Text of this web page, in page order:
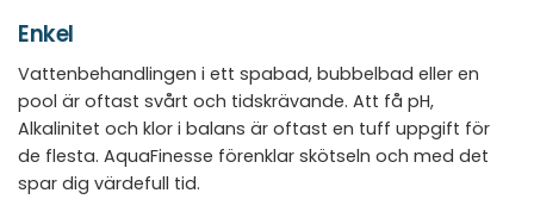
Enkel
Vattenbehandlingen i ett spabad, bubbelbad eller en
pool är oftast svårt och tidskrävande. Att få pH,
Alkalinitet och klor i balans är oftast en tuff uppgift för
de flesta. AquaFinesse förenklar skötseln och med det
spar dig värdefull tid.